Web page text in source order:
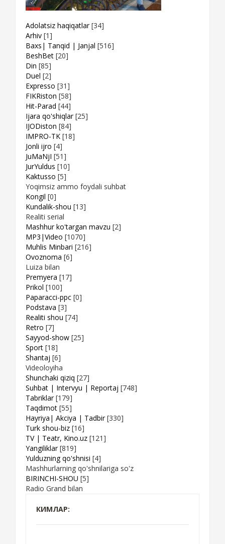
Adolatsiz haqiqatlar [34]
Arhiv [1]
Baxs| Tanqid | Janjal [516]
BeshBet [20]
Din [85]
Duel [2]
Expresso [31]
FIKRiston [58]
Hit-Parad [44]
Ijara qo'shiqlar [25]
IJODiston [84]
IMPRO-TK [18]
Jonli ijro [4]
JuMaNjI [51]
JurYuldus [10]
Kaktusso [5]
Yoqimsiz ammo foydali suhbat
Kongil [0]
Kundalik-shou [13]
Realiti serial
Mashhur ko'targan mavzu [2]
MP3|Video [1070]
Muhlis Minbari [216]
Ovoznoma [6]
Luiza bilan
Premyera [17]
Prikol [100]
Paparacci-ppc [0]
Podstava [3]
Realiti shou [74]
Retro [7]
Sayyod-show [25]
Sport [18]
Shantaj [6]
Videoloyiha
Shunchaki qiziq [27]
Suhbat | Intervyu | Reportaj [748]
Tabriklar [179]
Taqdimot [55]
Hayriya| Akciya | Tadbir [330]
Turk shou-biz [16]
TV | Teatr, Kino.uz [121]
Yangiliklar [819]
Yulduzning qo'shnisi [4]
Mashhurlarning qo'shnilariga so'z
BIRINCHI-SHOU [5]
Radio Grand bilan
КИМЛАР: